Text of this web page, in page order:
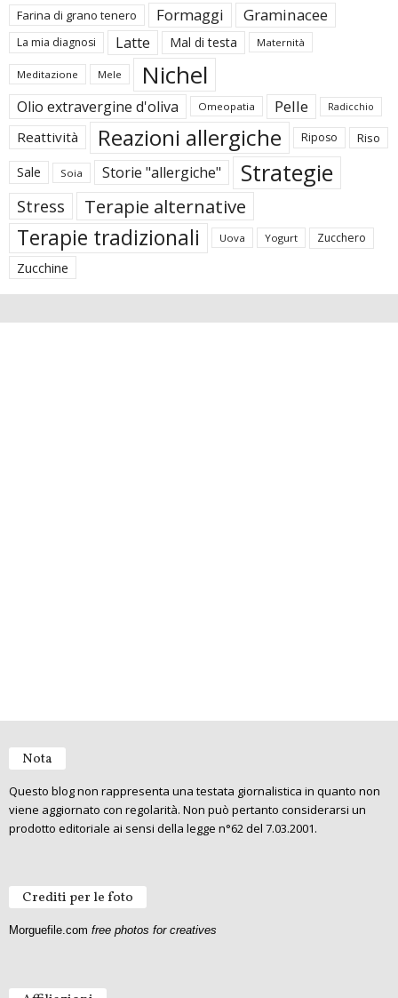
Farina di grano tenero Formaggi Graminacee
La mia diagnosi Latte Mal di testa Maternità
Meditazione Mele Nichel
Olio extravergine d'oliva Omeopatia Pelle Radicchio
Reattività Reazioni allergiche Riposo Riso
Sale Soia Storie "allergiche" Strategie
Stress Terapie alternative
Terapie tradizionali Uova Yogurt Zucchero
Zucchine
Nota
Questo blog non rappresenta una testata giornalistica in quanto non
viene aggiornato con regolarità. Non può pertanto considerarsi un
prodotto editoriale ai sensi della legge n°62 del 7.03.2001.
Crediti per le foto
Morguefile.com free photos for creatives